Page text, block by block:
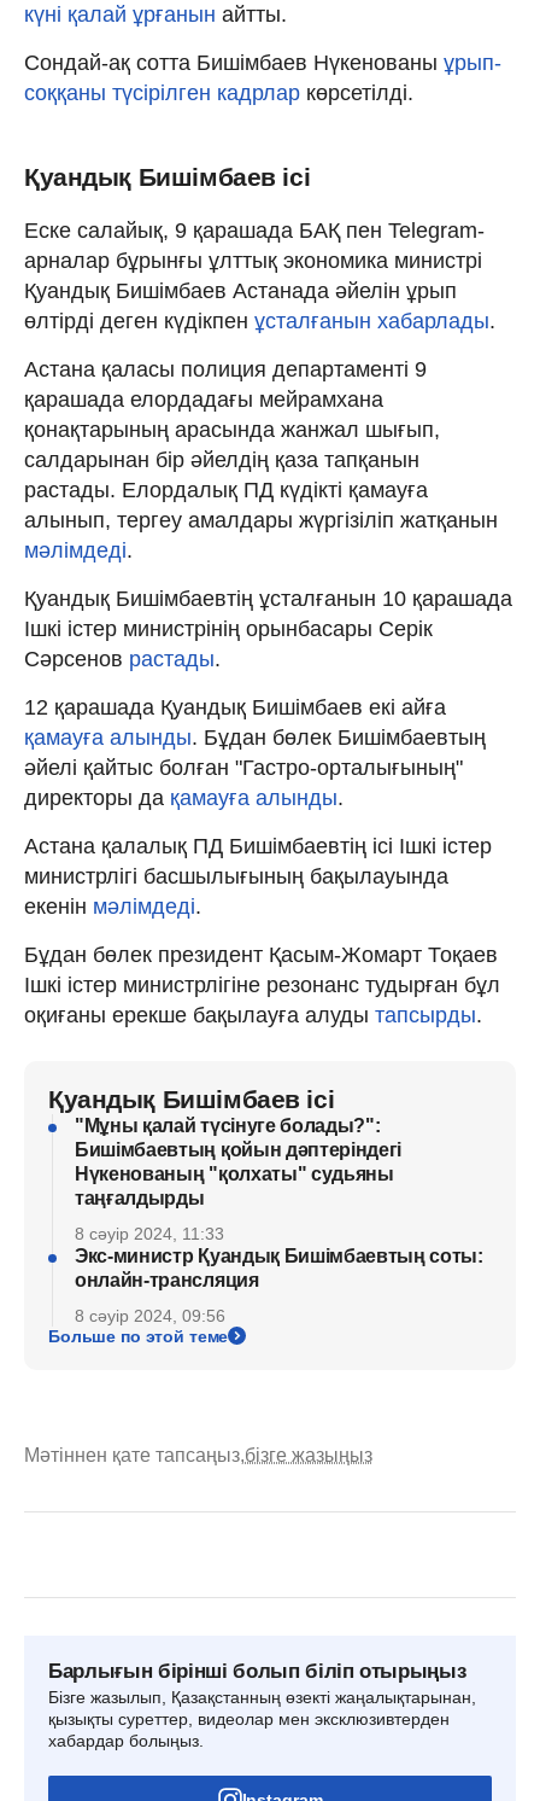
күні қалай ұрғанын айтты.
Сондай-ақ сотта Бишімбаев Нүкенованы ұрып-
соққаны түсірілген кадрлар көрсетілді.
Қуандық Бишімбаев ісі
Еске салайық, 9 қарашада БАҚ пен Telegram-
арналар бұрынғы ұлттық экономика министрі
Қуандық Бишімбаев Астанада әйелін ұрып
өлтірді деген күдікпен ұсталғанын хабарлады.
Астана қаласы полиция департаменті 9
қарашада елордадағы мейрамхана
қонақтарының арасында жанжал шығып,
салдарынан бір әйелдің қаза тапқанын
растады. Елордалық ПД күдікті қамауға
алынып, тергеу амалдары жүргізіліп жатқанын
мәлімдеді.
Қуандық Бишімбаевтің ұсталғанын 10 қарашада
Ішкі істер министрінің орынбасары Серік
Сәрсенов растады.
12 қарашада Қуандық Бишімбаев екі айға
қамауға алынды. Бұдан бөлек Бишімбаевтың
әйелі қайтыс болған "Гастро-орталығының"
директоры да қамауға алынды.
Астана қалалық ПД Бишімбаевтің ісі Ішкі істер
министрлігі басшылығының бақылауында
екенін мәлімдеді.
Бұдан бөлек президент Қасым-Жомарт Тоқаев
Ішкі істер министрлігіне резонанс тудырған бұл
оқиғаны ерекше бақылауға алуды тапсырды.
Қуандық Бишімбаев ісі
"Мұны қалай түсінуге болады?":
Бишімбаевтың қойын дәптеріндегі
Нүкенованың "қолхаты" судьяны
таңғалдырды
8 сәуір 2024, 11:33
Экс-министр Қуандық Бишімбаевтың соты:
онлайн-трансляция
8 сәуір 2024, 09:56
Больше по этой теме
Мәтіннен қате тапсаңыз,бізге жазыңыз
Барлығын бірінші болып біліп отырыңыз
Бізге жазылып, Қазақстанның өзекті жаңалықтарынан,
қызықты суреттер, видеолар мен эксклюзивтерден
хабардар болыңыз.